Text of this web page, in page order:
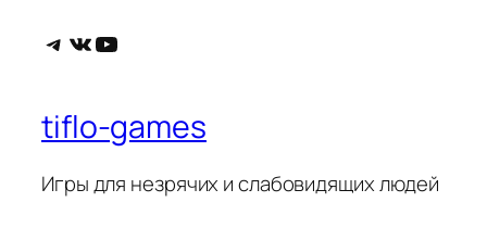
Telegram
ВКонтакте
YouTube
tiflo-games
Игры для незрячих и слабовидящих людей